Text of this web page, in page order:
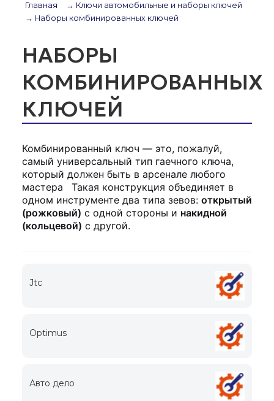
Главная
→ Ключи автомобильные и наборы ключей
→ Наборы комбинированных ключей
НАБОРЫ
КОМБИНИРОВАННЫХ
КЛЮЧЕЙ
Комбинированный ключ — это, пожалуй,
самый универсальный тип гаечного ключа,
который должен быть в арсенале любого
мастера
. Такая конструкция объединяет в
одном инструменте два типа зевов: открытый
(рожковый) с одной стороны и накидной
(кольцевой) с другой.
Jtc
Optimus
Авто дело